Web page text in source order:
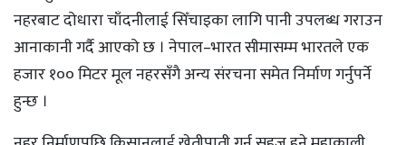
नहरबाट दोधारा चाँदनीलाई सिँचाइका लागि पानी उपलब्ध गराउन
आनाकानी गर्दै आएको छ । नेपाल–भारत सीमासम्म भारतले एक
हजार १०० मिटर मूल नहरसँगै अन्य संरचना समेत निर्माण गर्नुपर्ने
हुन्छ ।